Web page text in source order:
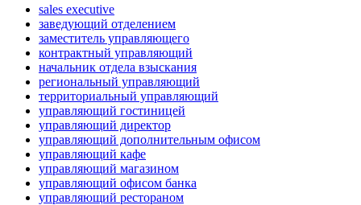
sales executive
заведующий отделением
заместитель управляющего
контрактный управляющий
начальник отдела взыскания
региональный управляющий
территориальный управляющий
управляющий гостиницей
управляющий директор
управляющий дополнительным офисом
управляющий кафе
управляющий магазином
управляющий офисом банка
управляющий рестораном